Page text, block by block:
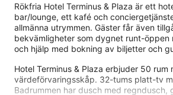
Rökfria Hotel Terminus & Plaza är ett
bar/lounge, ett kafé och
allmänna utrymmen. Gäster får även
bekvämligheter som dygnet runt-öppen
och hjälp med bokning av biljetter och
Hotel Terminus & Plaza erbjuder 50 rum
värdeförvaringsskåp. 32-tums platt-tv
Badrummen har dusch med regndusch,